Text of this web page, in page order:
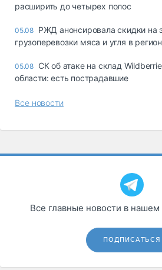
расширить до четырех полос
05.08 РЖД анонсировала скидки на
грузоперевозки мяса и угля в
05.08 СК об атаке на склад
области: есть пострадавшие
Все новости
Все главные новости в нашем
ПОДПИСАТЬСЯ